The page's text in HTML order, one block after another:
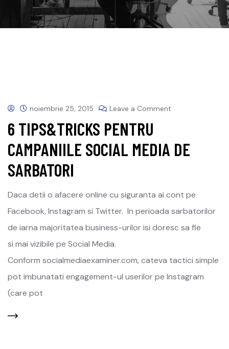
noiembrie 25, 2015 Leave a Comment
6 TIPS&TRICKS PENTRU
CAMPANIILE SOCIAL MEDIA DE
SARBATORI
Daca detii o afacere online cu siguranta ai cont pe
Facebook, Instagram si Twitter. In perioada sarbatorilor
de iarna majoritatea business-urilor isi doresc sa fie
si mai vizibile pe Social Media.
Conform socialmediaexaminer.com, cateva tactici simple
pot imbunatati engagement-ul userilor pe Instagram
(care pot